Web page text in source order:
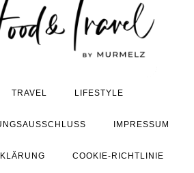
TRAVEL LIFESTYLE
IMPRESSUM
COOKIE-RICHTLINIE